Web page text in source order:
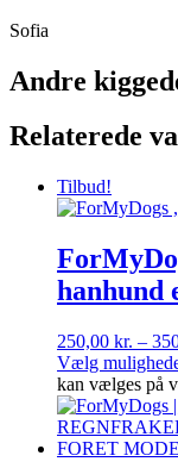
Sofia
Andre
Relaterede
Tilbud!
hanhund
250,00 kr. –
Vælg
kan vælges på